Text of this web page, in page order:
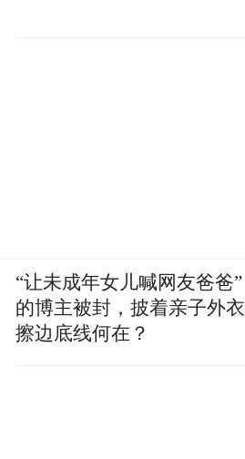
“让未成年女儿喊网友爸爸”
的博主被封，披着亲子外衣
擦边底线何在？